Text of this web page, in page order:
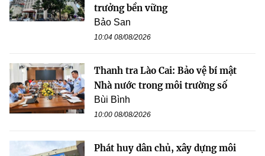
trưởng bền vững
Bảo San
10:04 08/08/2026
Thanh tra Lào Cai: Bảo vệ bí mật
Nhà nước trong môi trường số
Bùi Bình
10:00 08/08/2026
Phát huy dân chủ, xây dựng môi